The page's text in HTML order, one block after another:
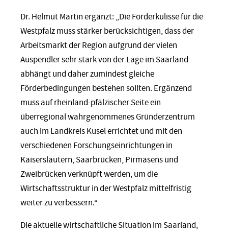
Dr. Helmut Martin ergänzt: „Die Förderkulisse für die
Westpfalz muss stärker berücksichtigen, dass der
Arbeitsmarkt der Region aufgrund der vielen
Auspendler sehr stark von der Lage im Saarland
abhängt und daher zumindest gleiche
Förderbedingungen bestehen sollten. Ergänzend
muss auf rheinland-pfälzischer Seite ein
überregional wahrgenommenes Gründerzentrum
auch im Landkreis Kusel errichtet und mit den
verschiedenen Forschungseinrichtungen in
Kaiserslautern, Saarbrücken, Pirmasens und
Zweibrücken verknüpft werden, um die
Wirtschaftsstruktur in der Westpfalz mittelfristig
weiter zu verbessern.“
Die aktuelle wirtschaftliche Situation im Saarland,